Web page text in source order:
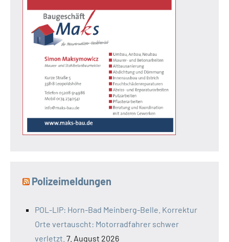
Polizeimeldungen
POL-LIP: Horn-Bad Meinberg-Belle. Korrektur
Orte vertauscht: Motorradfahrer schwer
verletzt. 7. August 2026